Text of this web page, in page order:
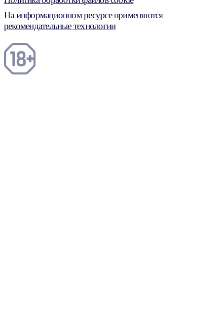
На информационном ресурсе применяются
рекомендательные технологии